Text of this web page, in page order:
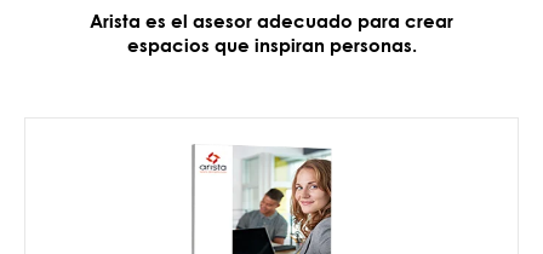
Arista es el asesor adecuado para crear
espacios que inspiran personas.